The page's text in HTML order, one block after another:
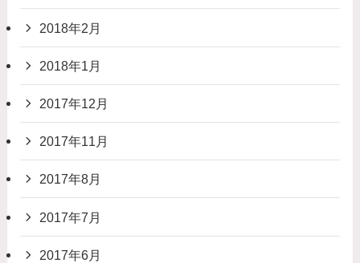
2018年2月
2018年1月
2017年12月
2017年11月
2017年8月
2017年7月
2017年6月